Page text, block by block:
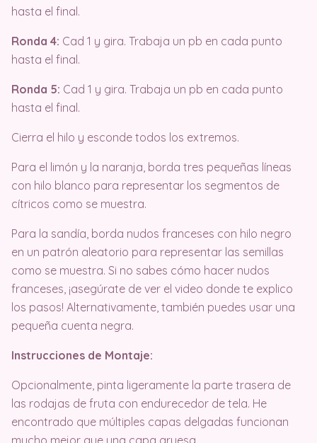
hasta el final.
Ronda 4: Cad 1 y gira. Trabaja un pb en cada punto
hasta el final.
Ronda 5: Cad 1 y gira. Trabaja un pb en cada punto
hasta el final.
Cierra el hilo y esconde todos los extremos.
Para el limón y la naranja, borda tres pequeñas líneas
con hilo blanco para representar los segmentos de
cítricos como se muestra.
Para la sandía, borda nudos franceses con hilo negro
en un patrón aleatorio para representar las semillas
como se muestra. Si no sabes cómo hacer nudos
franceses, ¡asegúrate de ver el video donde te explico
los pasos! Alternativamente, también puedes usar una
pequeña cuenta negra.
Instrucciones de Montaje:
Opcionalmente, pinta ligeramente la parte trasera de
las rodajas de fruta con endurecedor de tela. He
encontrado que múltiples capas delgadas funcionan